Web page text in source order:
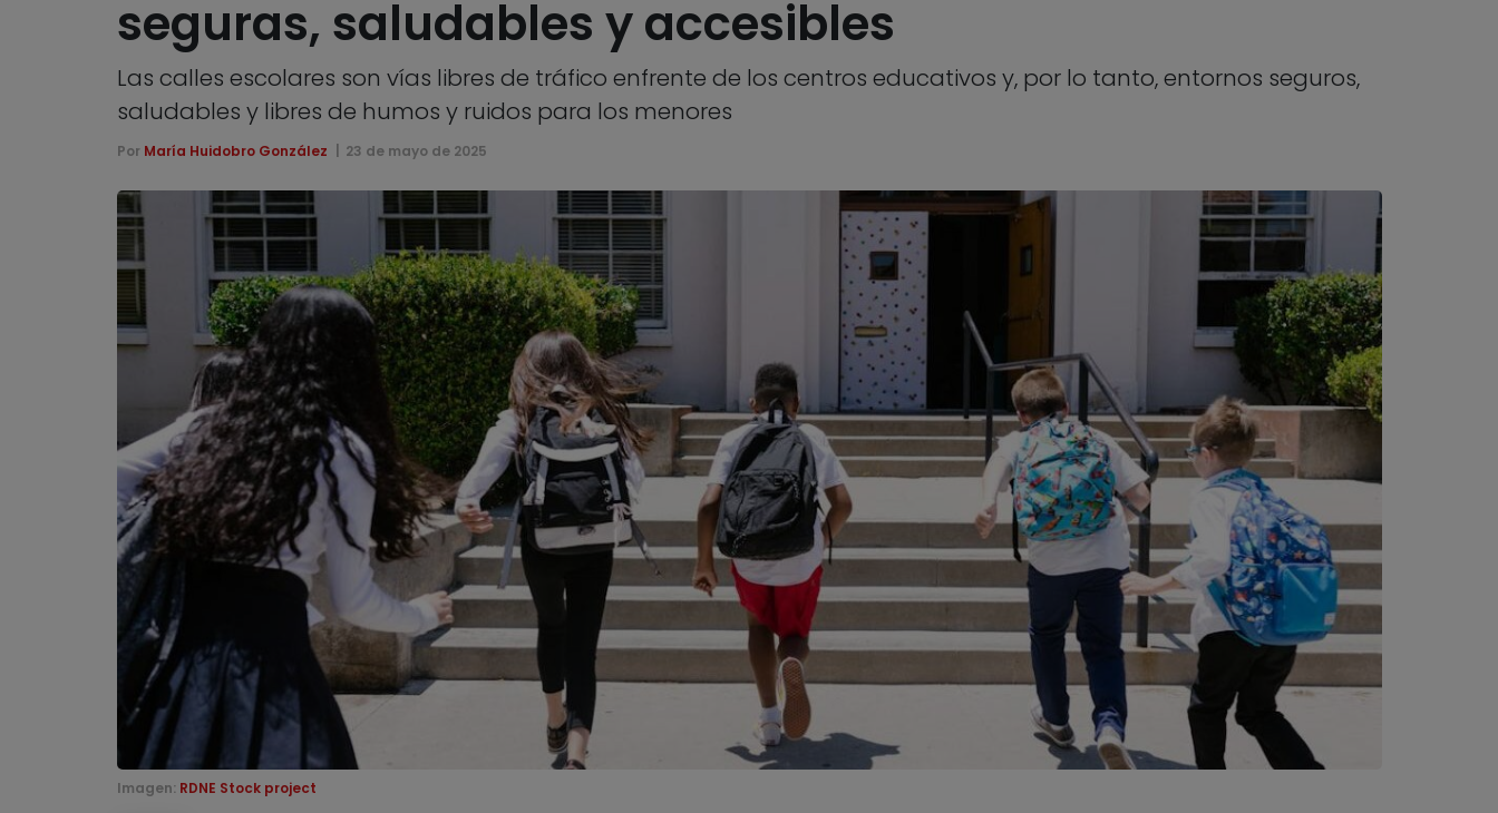
seguras, saludables y accesibles
Las calles escolares son vías libres de tráfico enfrente de los centros educativos y, por lo tanto, entornos seguros,
saludables y libres de humos y ruidos para los menores
Por María Huidobro González 23 de mayo de 2025
Imagen: RDNE Stock project